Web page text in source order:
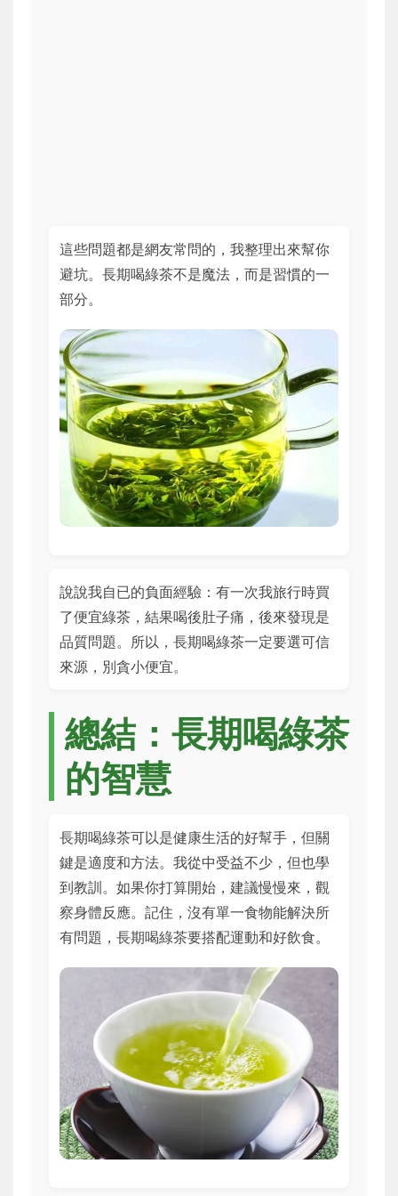
這些問題都是網友常問的，我整理出來幫你
避坑。長期喝綠茶不是魔法，而是習慣的一
部分。
說說我自已的負面經驗：有一次我旅行時買
了便宜綠茶，結果喝後肚子痛，後來發現是
品質問題。所以，長期喝綠茶一定要選可信
來源，別貪小便宜。
總結：長期喝綠茶
的智慧
長期喝綠茶可以是健康生活的好幫手，但關
鍵是適度和方法。我從中受益不少，但也學
到教訓。如果你打算開始，建議慢慢來，觀
察身體反應。記住，沒有單一食物能解決所
有問題，長期喝綠茶要搭配運動和好飲食。